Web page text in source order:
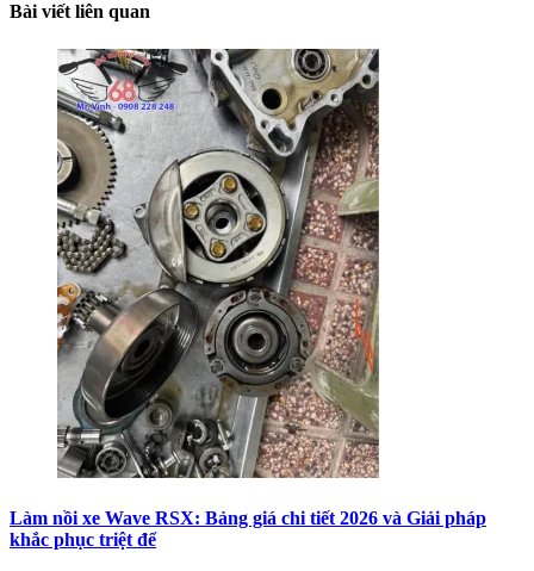
Bài viết liên quan
Làm nồi xe Wave RSX: Bảng giá chi tiết 2026 và Giải pháp
khắc phục triệt để